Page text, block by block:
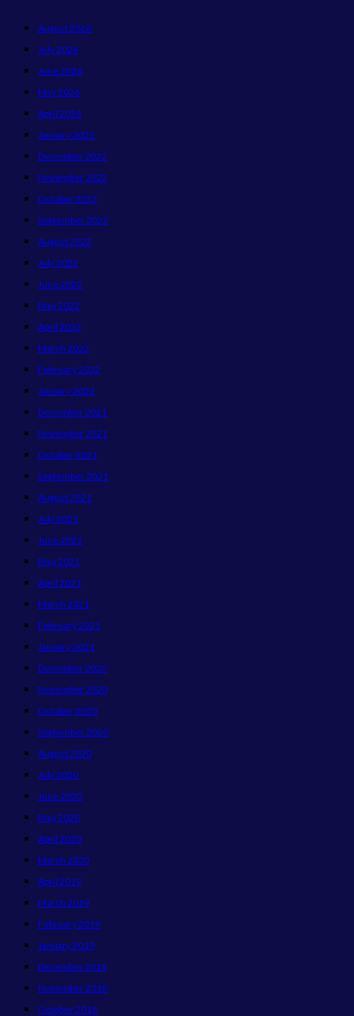
August 2026
July 2026
June 2026
May 2026
April 2026
January 2023
December 2022
November 2022
October 2022
September 2022
August 2022
July 2022
June 2022
May 2022
April 2022
March 2022
February 2022
January 2022
December 2021
November 2021
October 2021
September 2021
August 2021
July 2021
June 2021
May 2021
April 2021
March 2021
February 2021
January 2021
December 2020
November 2020
October 2020
September 2020
August 2020
July 2020
June 2020
May 2020
April 2020
March 2020
April 2019
March 2019
February 2019
January 2019
December 2018
November 2018
October 2018